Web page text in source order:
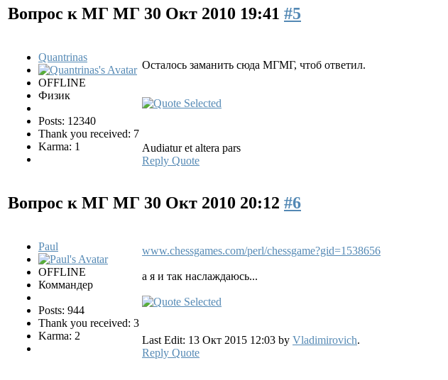
Вопрос к МГ МГ 30 Окт 2010 19:41 #5
Quantrinas
OFFLINE
Физик
Posts: 12340
Thank you received: 7
Karma: 1
Осталось заманить сюда МГМГ, чтоб ответил.
Audiatur et altera pars
Reply Quote
Вопрос к МГ МГ 30 Окт 2010 20:12 #6
Paul
OFFLINE
Коммандер
Posts: 944
Thank you received: 3
Karma: 2
www.chessgames.com/perl/chessgame?gid=1538656
а я и так наслаждаюсь...
Last Edit: 13 Окт 2015 12:03 by Vladimirovich.
Reply Quote